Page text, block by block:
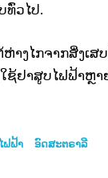
ທົ່ວໄປ.
ງໄກຈາກສິ່ງເສ
ຊ້ຢາສູບໄຟຟ້າຫຼ
ຟຟ້າ
ອົດສະຕຣາລີ